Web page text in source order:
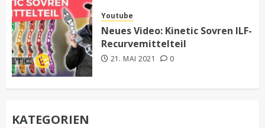
Youtube
Neues Video: Kinetic Sovren ILF-
Recurvemittelteil
21. MAI 2021 0
KATEGORIEN